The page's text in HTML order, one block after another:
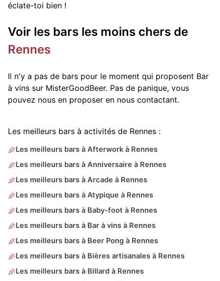
éclate-toi bien !
Voir les bars les moins chers de
Rennes
Il n'y a pas de bars pour le moment qui proposent Bar
à vins sur MisterGoodBeer. Pas de panique, vous
pouvez nous en proposer en nous contactant.
Les meilleurs bars à activités de Rennes :
Les meilleurs bars à Afterwork à Rennes
Les meilleurs bars à Anniversaire à Rennes
Les meilleurs bars à Arcade à Rennes
Les meilleurs bars à Atypique à Rennes
Les meilleurs bars à Baby-foot à Rennes
Les meilleurs bars à Bar à vins à Rennes
Les meilleurs bars à Beer Pong à Rennes
Les meilleurs bars à Bières artisanales à Rennes
Les meilleurs bars à Billard à Rennes